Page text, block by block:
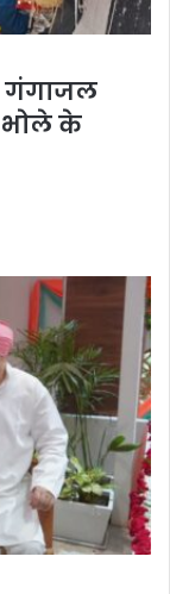
गंगाजल
के